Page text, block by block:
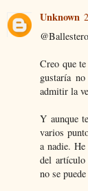
Unknown
Creo que
gustaría
admitir la
Y aunque
varios
a nadie.
del artículo
no se